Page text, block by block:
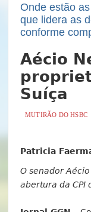
Onde estão
que lidera as
conforme
Aécio
Suíça
MUTIRÃO DO HSBC
Patricia
O senador
abertura da CPI